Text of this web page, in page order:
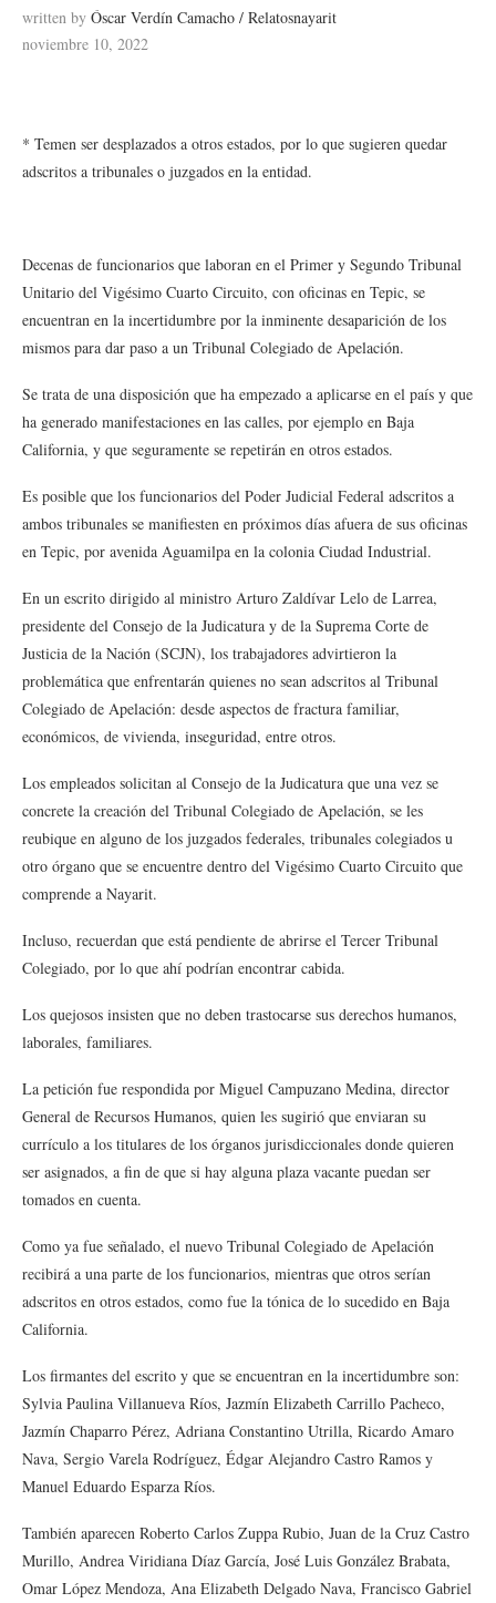
written by Óscar Verdín Camacho / Relatosnayarit
noviembre 10, 2022
* Temen ser desplazados a otros estados, por lo que sugieren quedar
adscritos a tribunales o juzgados en la entidad.
Decenas de funcionarios que laboran en el Primer y Segundo Tribunal
Unitario del Vigésimo Cuarto Circuito, con oficinas en Tepic, se
encuentran en la incertidumbre por la inminente desaparición de los
mismos para dar paso a un Tribunal Colegiado de Apelación.
Se trata de una disposición que ha empezado a aplicarse en el país y que
ha generado manifestaciones en las calles, por ejemplo en Baja
California, y que seguramente se repetirán en otros estados.
Es posible que los funcionarios del Poder Judicial Federal adscritos a
ambos tribunales se manifiesten en próximos días afuera de sus oficinas
en Tepic, por avenida Aguamilpa en la colonia Ciudad Industrial.
En un escrito dirigido al ministro Arturo Zaldívar Lelo de Larrea,
presidente del Consejo de la Judicatura y de la Suprema Corte de
Justicia de la Nación (SCJN), los trabajadores advirtieron la
problemática que enfrentarán quienes no sean adscritos al Tribunal
Colegiado de Apelación: desde aspectos de fractura familiar,
económicos, de vivienda, inseguridad, entre otros.
Los empleados solicitan al Consejo de la Judicatura que una vez se
concrete la creación del Tribunal Colegiado de Apelación, se les
reubique en alguno de los juzgados federales, tribunales colegiados u
otro órgano que se encuentre dentro del Vigésimo Cuarto Circuito que
comprende a Nayarit.
Incluso, recuerdan que está pendiente de abrirse el Tercer Tribunal
Colegiado, por lo que ahí podrían encontrar cabida.
Los quejosos insisten que no deben trastocarse sus derechos humanos,
laborales, familiares.
La petición fue respondida por Miguel Campuzano Medina, director
General de Recursos Humanos, quien les sugirió que enviaran su
currículo a los titulares de los órganos jurisdiccionales donde quieren
ser asignados, a fin de que si hay alguna plaza vacante puedan ser
tomados en cuenta.
Como ya fue señalado, el nuevo Tribunal Colegiado de Apelación
recibirá a una parte de los funcionarios, mientras que otros serían
adscritos en otros estados, como fue la tónica de lo sucedido en Baja
California.
Los firmantes del escrito y que se encuentran en la incertidumbre son:
Sylvia Paulina Villanueva Ríos, Jazmín Elizabeth Carrillo Pacheco,
Jazmín Chaparro Pérez, Adriana Constantino Utrilla, Ricardo Amaro
Nava, Sergio Varela Rodríguez, Édgar Alejandro Castro Ramos y
Manuel Eduardo Esparza Ríos.
También aparecen Roberto Carlos Zuppa Rubio, Juan de la Cruz Castro
Murillo, Andrea Viridiana Díaz García, José Luis González Brabata,
Omar López Mendoza, Ana Elizabeth Delgado Nava, Francisco Gabriel